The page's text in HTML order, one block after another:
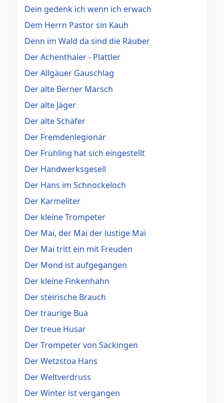
Dein gedenk ich wenn ich erwach
Dem Herrn Pastor sin Kauh
Denn im Wald da sind die Räuber
Der Achenthaler - Plattler
Der Allgäuer Gauschlag
Der alte Berner Marsch
Der alte Jäger
Der alte Schäfer
Der Fremdenlegionär
Der Frühling hat sich eingestellt
Der Handwerksgesell
Der Hans im Schnockeloch
Der Karmeliter
Der kleine Trompeter
Der Mai, der Mai der lustige Mai
Der Mai tritt ein mit Freuden
Der Mond ist aufgegangen
Der kleine Finkenhahn
Der steirische Brauch
Der traurige Bua
Der treue Husar
Der Trompeter von Säckingen
Der Wetzstoa Hans
Der Weltverdruss
Der Winter ist vergangen